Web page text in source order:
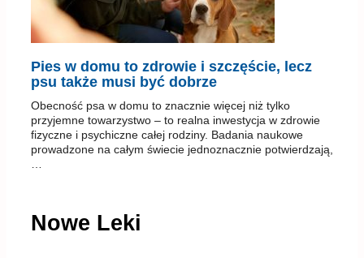
Pies w domu to zdrowie i szczęście, lecz
psu także musi być dobrze
Obecność psa w domu to znacznie więcej niż tylko
przyjemne towarzystwo – to realna inwestycja w zdrowie
fizyczne i psychiczne całej rodziny. Badania naukowe
prowadzone na całym świecie jednoznacznie potwierdzają,
Nowe Leki